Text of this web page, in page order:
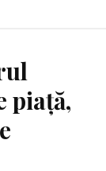
piață,